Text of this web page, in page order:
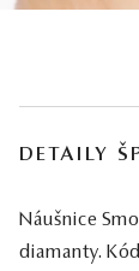
DETAILY
Náušnice
diamanty.